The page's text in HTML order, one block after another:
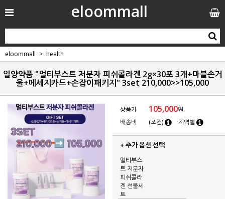
eloommall
eloommall health
일양약품 "멀티부스트 저분자 피쉬콜라겐 2g×30포 3개+마블손거
울+메세지카드+손잡이패키지" 3set 210,000>>105,000
상품가 105,000원
배송비
(조건) 지역별
+ 추가 옵션 선택
멀티부스
트 저분자
피쉬콜라
겐 선물세
트